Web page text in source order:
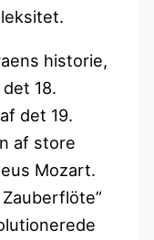
historie,
18.
det 19.
af store
Mozart.